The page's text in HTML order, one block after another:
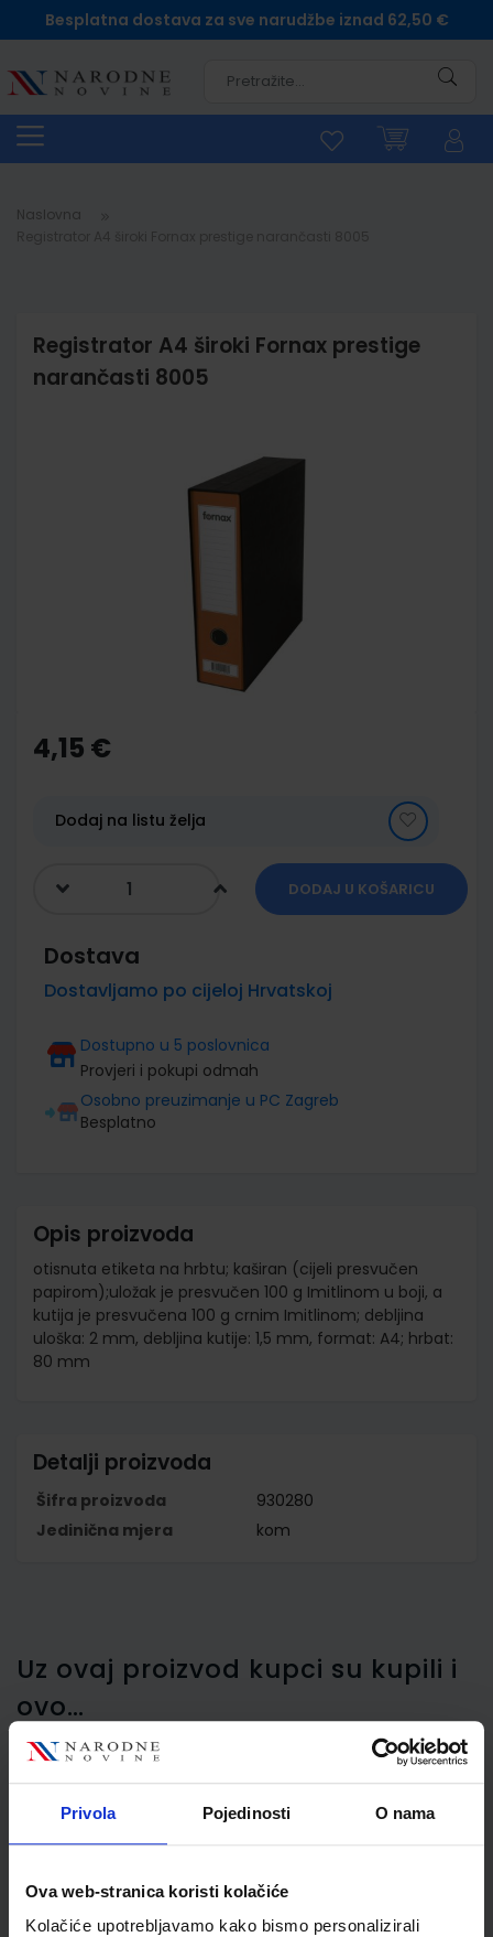
Privola Pojedinosti O nama
Ova web-stranica koristi kolačiće
Kolačiće upotrebljavamo kako bismo personalizirali
Besplatna dostava za sve narudžbe iznad 62,50 €
Naslovna
Registrator A4 široki Fornax prestige
narančasti 8005
the
beginning
gallery
4,15 €
Dodaj na listu želja
DODAJ U KOŠARICU
Dostava
Dostavljamo po cijeloj Hrvatskoj
Dostupno u 5 poslovnica
Provjeri i pokupi odmah
Osobno preuzimanje u PC Zagreb
Besplatno
Opis proizvoda
otisnuta etiketa na hrbtu; kaširan (cijeli presvučen
papirom);uložak je presvučen 100 g Imitlinom u boji, a
kutija je presvučena 100 g crnim Imitlinom; debljina
uloška: 2 mm, debljina kutije: 1,5 mm, format: A4; hrbat:
80 mm
Detalji proizvoda
Šifra proizvoda
930280
Jedinična mjera
kom
Uz ovaj proizvod kupci su kupili i
ovo…
Pregrada kartonska
100 komada